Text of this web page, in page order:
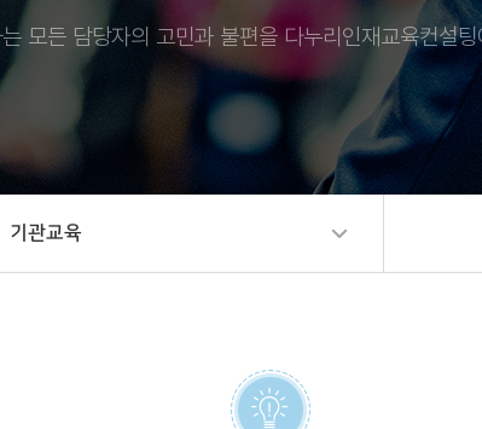
모든 담당자의 고민과 불편을 다누리인재교육컨설
기관교육